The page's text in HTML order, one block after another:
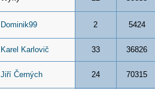
Dominik99 2 5424
Karel Karlovič 33 36826
Jiří Černých 24 70315